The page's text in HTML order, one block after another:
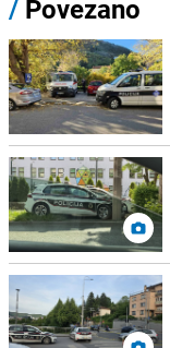
/ Povezano